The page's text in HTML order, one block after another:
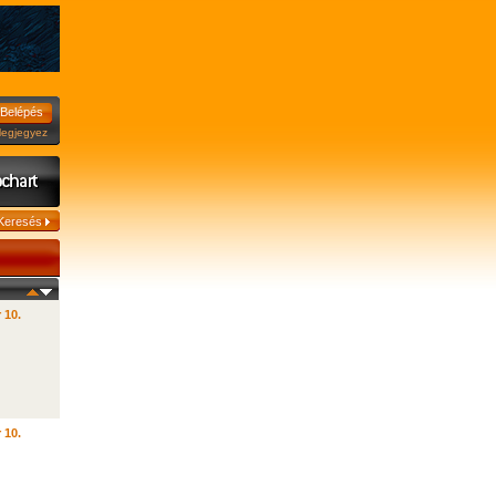
10.
10.